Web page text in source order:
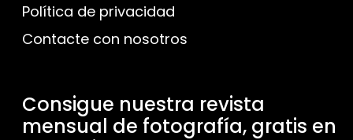
Política de privacidad
Contacte con nosotros
Consigue nuestra revista
mensual de fotografía, gratis en